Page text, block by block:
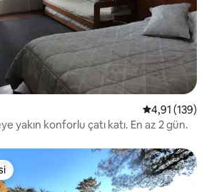
5 üzerinden
4,91 (139)
yakın konforlu çatı katı. En az 2 gün.